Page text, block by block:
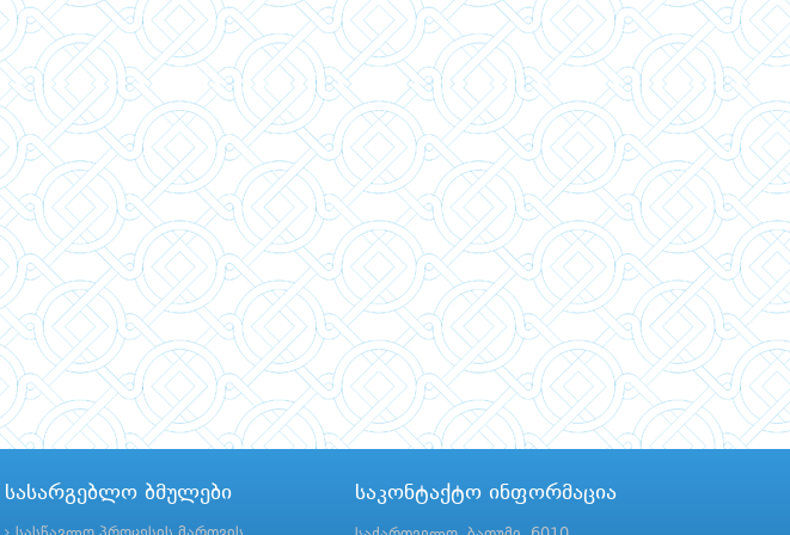
სასარგებლო ბმულები საკონტაქტო ინფორმაცია